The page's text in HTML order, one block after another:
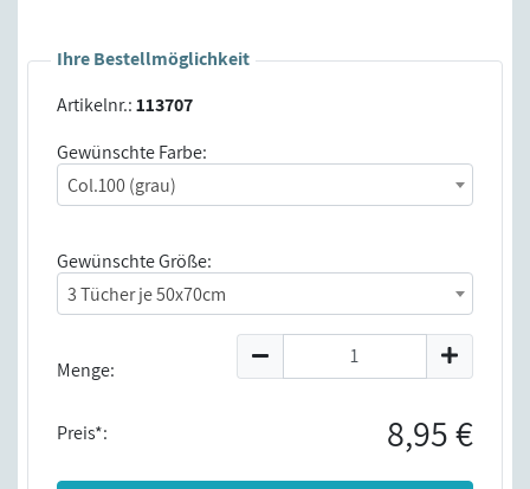
Ihre Bestellmöglichkeit
Artikelnr.:113707
Gewünschte Farbe:
Col.100 (grau)
Gewünschte Größe:
3 Tücher je 50x70cm
Menge:
Preis*: 8,95 €